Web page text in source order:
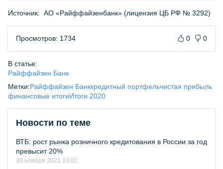
Источник: АО «Райффайзенбанк» (лицензия ЦБ РФ № 3292)
Просмотров: 1734 0 0
В статье:
Райффайзен Банк
Метки:Райффайзен Банккредитный портфельчистая прибыль
финансовые итогиИтоги 2020
Новости по теме
ВТБ: рост рынка розничного кредитования в России за год
превысит 20%
30 ноября 2021 13:02